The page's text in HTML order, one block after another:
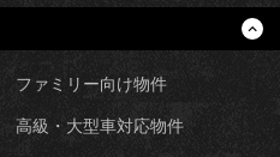
ファミリー向け物件
高級・大型車対応物件